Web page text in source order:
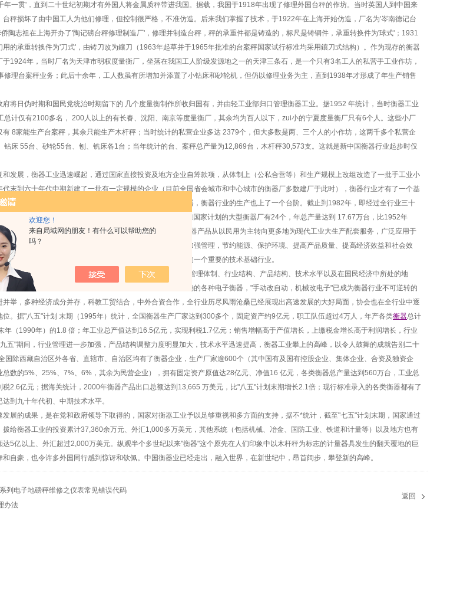
欢迎您！
来自局域网的朋友！有什么可以帮助您的
吗？
年一贯'，直到二十世纪初期才有外国人将金属质秤带进我国。据载，我国于1918年出现了修理外国 台秤的作坊。当时英国人到中国来
台秤损坏了由中国工人为他们修理，但控制很严格，不准仿造。后来我们掌握了技术，于1922年在上海开始仿造，厂名为'岑南德记台
陶志祖在上海开办了'陶记磅台秤修理制造厂'，修理并制造台秤 ，秤的承重件都是铸造的，标尺是铸铜件，承重转换件为'球式'；1931
的承重转换件为'刀式'，由铸刀改为鑲刀（1963年起草并于1965年批准的台案秤国家试行标准均采用鑲刀式结构）。作为现存的衡器
于1924年，当时厂名为天津市明权度量衡厂，坐落在我国工人阶级发源地之一的天津三条石，是一个只有3名工人的私营手工业作坊，
修理台案秤业务；此后十余年，工人数虽有所增加并添置了小钻床和砂轮机，但仍以修理业务为主，直到1938年才形成了年生产销售
将日伪时期和国民党统治时期留下的 几个度量衡制作所收归国有，并由轻工业部归口管理衡器工业。据1952 年统计，当时衡器工业
总计仅有2100多名， 200人以上的有长春、沈阳、南京等度量衡厂，其余均为百人以下，zui小的宁夏度量衡厂只有6个人。这些小厂
有 8家能生产台案秤 ，其余只能生产木杆秤；当时统计的私营企业多达 2379个，但大多数是两、三个人的小作坊，这两千多个私营企
钻床 55台、砂轮55台、刨、铣床各1台；当年统计的台、案秤总产量为12,869台，木杆秤30,573支。这就是新中国衡器行业起步时仅
发展， 衡器工业迅速崛起，通过国家直接投资及地方企业自筹款项，从体制上（公私合营等）和生产规模上改组改造了一批手工业小
代末到六十年代中期新建了一批有一定规模的企业（目前全国省会城市和中心城市的衡器厂多数建厂于此时）， 衡器行业才有了一个基
小型企业。从六十年代开始，我国自行设计制造大型、
衡器 ， 衡器行业的生产也上了一个台阶。截止到1982年，即经过全行业三十
量生产大型及衡器 19类、150多个品种、 500多个规格，承担国家计划的大型衡器厂有24个，年总产量达到 17.67万台，比1952年
型衡器 产值在衡器总产值中所占比例大大高于日用 衡器产品从以民用为主转向更多地为现代工业大生产配套服务，广泛应用于
学、科学研究、医疗卫生、国防建设等领域，在各行各业加强管理，节约能源、保护环境、提高产品质量、提高经济效益和社会效
护国家声誉等方面起着越来越重要的作用，成为国民经济的一个重要的技术基础行业。
立至今的二十年间，在经济体制改革的大潮中，衡器
工业的管理体制、行业结构、产品结构、技术水平以及在国民经济中所处的地
。如今我国已能够独立设计制造精度高、运行快、计量准确的各种电子衡器，"手动改自动，机械改电子"已成为衡器行业不可逆转的
举，多种经济成分并存，科教工贸结合，中外合资合作，全行业历尽风雨沧桑已经展现出高速发展的大好局面，协会也在全行业中逐
。据"八五"计划 末期（1995年）统计，全国衡器生产厂家达到300多个，固定资产约9亿元，职工队伍超过4万人，年产各类衡器总计
年（1990年）的1.8 倍；年工业总产值达到16.5亿元，实现利税1.7亿元；销售增幅高于产值增长，上缴税金增长高于利润增长，行业
五"期间，行业管理进一步加强，产品结构调整力度明显加大，技术水平迅速提高， 衡器工业攀上的高峰，以令人鼓舞的成就告别二十
国除西藏自治区外各省、直辖市、自治区均有了衡器企业，生产厂家逾600个（其中国有及国有控股企业、集体企业、合资及独资企
总数的5%、25%、7%、6%，其余为民营企业），拥有固定资产原值达28亿元、净值16 亿元，各类衡器总产量达到560万台，工业总
2.6亿元；据海关统计，2000年衡器产品出口总额达到13,665 万美元，比"八五"计划末期增长2.1倍；现行标准录入的各类衡器都有了
到九十年代初、中期技术水平。
发展的成果，是在党和政府领导下取得的，国家对衡器工业予以足够重视和多方面的支持，据不*统计，截至"七五"计划末期，国家通过
拨给衡器工业的投资累计37,360余万元、外汇1,000多万美元，其他系统（包括机械、冶金、国防工业、铁道和计量等）以及地方也有
5亿以上、外汇超过2,000万美元。纵观半个多世纪以来"衡器"这个原先在人们印象中以木杆秤为标志的计量器具发生的翻天覆地的巨
自豪，也令许多外国同行感到惊讶和钦佩。中国衡器业已经走出，融入世界，在新世纪中，昂首阔步，攀登新的高峰。
列电子地磅秤维修之仪表常见错误代码
办法
返回